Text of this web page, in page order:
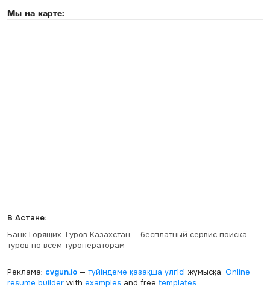
Мы на карте:
В Астане:
Банк Горящих Туров Казахстан, - бесплатный сервис поиска
туров по всем туроператорам
Реклама: cvgun.io— түйіндеме қазақша үлгісі жұмысқа. Online
resume builderwith examplesand free templates.